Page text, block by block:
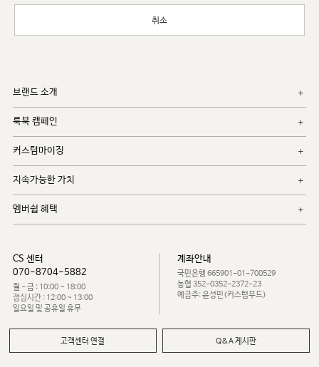
취소
브랜드 소개
룩북 캠페인
커스텀마이징
지속가능한 가치
멤버쉽 혜택
CS 센터
070-8704-5882
월 - 금 : 10:00 ~ 18:00
점심시간 : 12:00 ~ 13:00
일요일 및 공휴일 휴무
계좌안내
국민은행 665901-01-700529
농협 352-0352-2372-23
예금주: 윤성민(커스텀무드)
고객센터 연결 Q&A 게시판